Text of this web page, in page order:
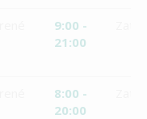
9:00 -
21:00
8:00 -
20:00